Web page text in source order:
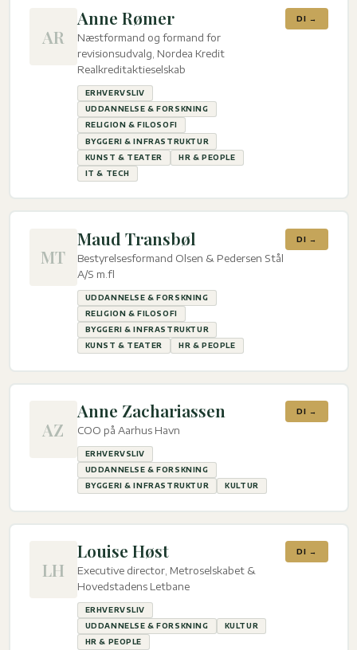
AR
Anne Rømer
Næstformand og formand for
revisionsudvalg, Nordea Kredit
Realkreditaktieselskab
ERHVERVSLIV
UDDANNELSE & FORSKNING
RELIGION & FILOSOFI
BYGGERI & INFRASTRUKTUR
KUNST & TEATER
HR & PEOPLE
IT & TECH
DI →
MT
Maud Transbøl
Bestyrelsesformand Olsen & Pedersen Stål
A/S m.fl
UDDANNELSE & FORSKNING
RELIGION & FILOSOFI
BYGGERI & INFRASTRUKTUR
KUNST & TEATER
HR & PEOPLE
DI →
AZ
Anne Zachariassen
COO på Aarhus Havn
ERHVERVSLIV
UDDANNELSE & FORSKNING
BYGGERI & INFRASTRUKTUR
KULTUR
DI →
LH
Louise Høst
Executive director, Metroselskabet &
Hovedstadens Letbane
ERHVERVSLIV
UDDANNELSE & FORSKNING
KULTUR
HR & PEOPLE
DI →